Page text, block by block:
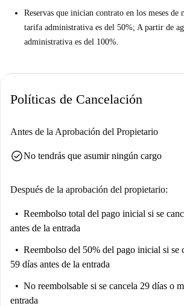
Reservas que inician contrato en los meses
tarifa administrativa es del 50%; A partir de
administrativa es del 100%.
Políticas de Cancelación
Antes de la Aprobación del Propietario
check_circleNo tendrás que asumir ningún cargo
Después de la aprobación del propietario:
Reembolso total del pago inicial si se
antes de la entrada
Reembolso del 50% del pago inicial si se
59 días antes de la entrada
No reembolsable si se cancela 29 días o
entrada